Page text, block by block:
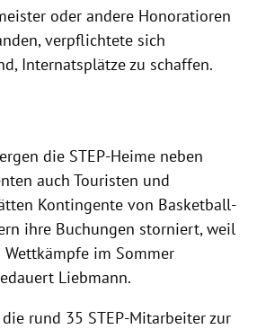
oder andere Honoratioren
verpflichtete sich
Internatsplätze zu schaffen.
die STEP-Heime neben
auch Touristen und
Kontingente von Basketball-
ihre Buchungen storniert, weil
Wettkämpfe im Sommer
Liebmann.
rund 35 STEP-Mitarbeiter zur